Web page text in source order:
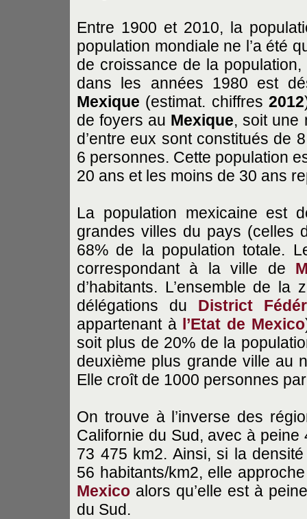
Entre 1900 et 2010, la
population mondiale ne l’a été
de croissance de la
dans les années 1980 est
Mexique (estimat. chiffres 2012
de foyers au Mexique, soit une
d’entre eux sont constitués de
6 personnes. Cette population
20 ans et les moins de 30 ans
La population mexicaine est
grandes villes du pays (celles
68% de la population totale.
correspondant à la ville de
d’habitants. L’ensemble de
délégations du District
appartenant à l’Etat de Mexico
soit plus de 20% de la
deuxième plus grande ville au
Elle croît de 1000 personnes
On trouve à l’inverse des
Californie du Sud, avec à
73 475 km2. Ainsi, si la
56 habitants/km2, elle
Mexico alors qu’elle est à
du Sud.